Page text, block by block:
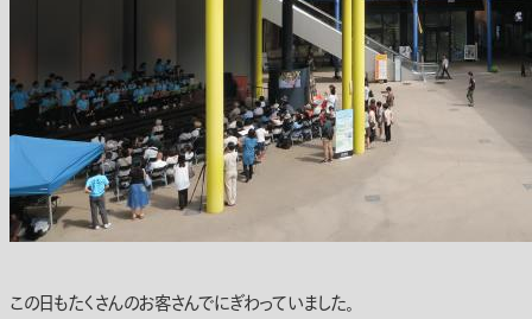
この日もたくさんのお客さんでにぎわっていました。